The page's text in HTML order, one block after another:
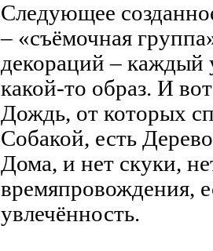
Следующее
– «съёмочная
декораций – каждый
какой-то образ. И
Дождь, от которых
Собакой, есть
Дома, и нет скуки,
времяпровождения,
увлечённость.